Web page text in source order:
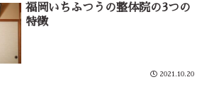
福岡いちふつうの整体院の3つの
特徴
2021.10.20